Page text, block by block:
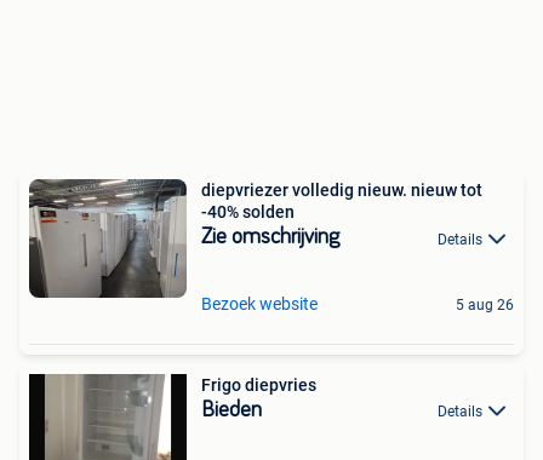
diepvriezer volledig nieuw. nieuw tot
-40% solden
Zie omschrijving Details
Bezoek website 5 aug 26
Frigo diepvries
Bieden Details